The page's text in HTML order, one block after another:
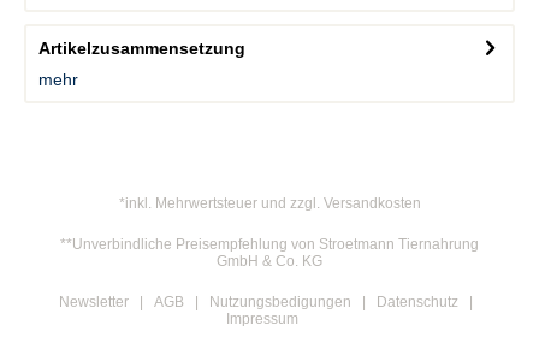
Artikelzusammensetzung
mehr
*inkl. Mehrwertsteuer und zzgl. Versandkosten
**Unverbindliche Preisempfehlung von Stroetmann Tiernahrung
GmbH & Co. KG
Newsletter AGB Nutzungsbedigungen
Datenschutz
Impressum